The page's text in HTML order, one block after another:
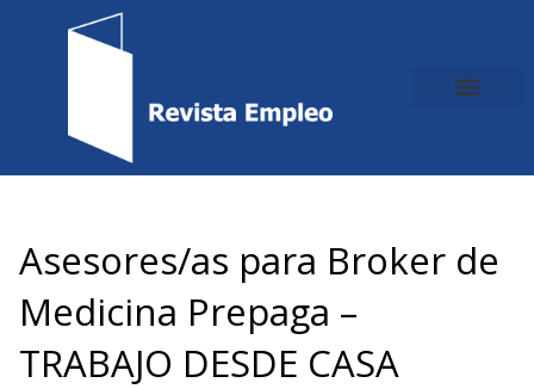
Asesores/as para Broker de
Medicina Prepaga –
TRABAJO DESDE CASA